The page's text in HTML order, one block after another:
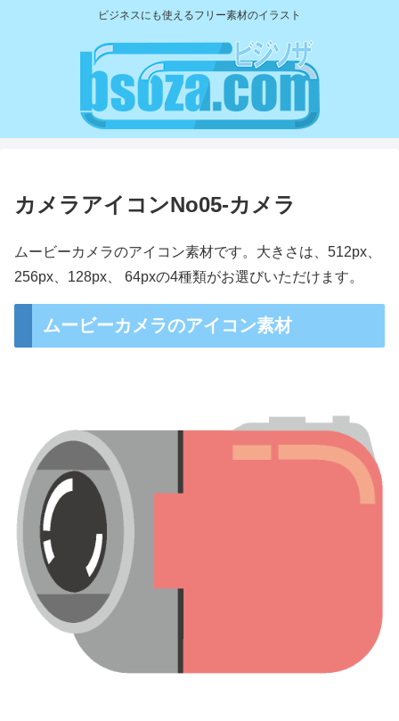
ビジネスにも使えるフリー素材のイラスト
カメラアイコンNo05-カメラ
ムービーカメラのアイコン素材です。大きさは、512px、
256px、128px、 64pxの4種類がお選びいただけます。
ムービーカメラのアイコン素材